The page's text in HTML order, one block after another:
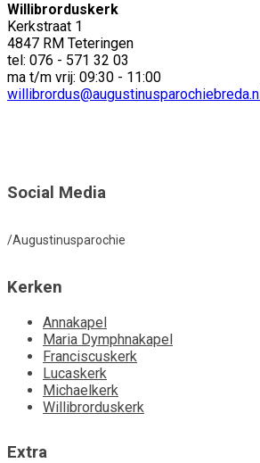
Willibrorduskerk
Kerkstraat 1
4847 RM Teteringen
tel: 076 - 571 32 03
ma t/m vrij: 09:30 - 11:00
willibrordus@augustinusparochiebreda.nl
Social Media
/Augustinusparochie
Kerken
Annakapel
Maria Dymphnakapel
Franciscuskerk
Lucaskerk
Michaelkerk
Willibrorduskerk
Extra